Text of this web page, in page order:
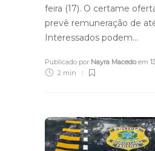
feira (17). O certame
prevê remuneração de
Interessados podem…
Publicado por Nayra Macedoem
2 min